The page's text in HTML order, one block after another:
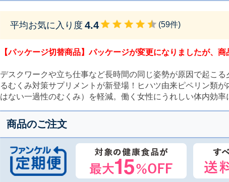
平均お気に入り度 4.4 (59件)
【パッケージ切替商品】パッケージが変更になりましたが、
デスクワークや立ち仕事など長時間の同じ姿勢が原因で起こ
るむくみ対策サプリメントが新登場！ヒハツ由来ピペリン類
はない一過性のむくみ）を軽減。働く女性にうれしい体内効
商品のご注文